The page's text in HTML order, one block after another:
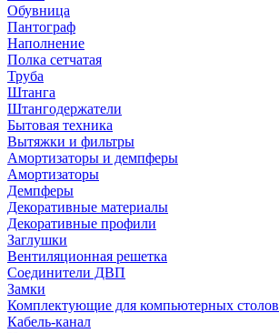
Обувница
Пантограф
Наполнение
Полка сетчатая
Труба
Штанга
Штангодержатели
Бытовая техника
Вытяжки и фильтры
Амортизаторы и демпферы
Амортизаторы
Демпферы
Декоративные материалы
Декоративные профили
Заглушки
Вентиляционная решетка
Соединители ДВП
Замки
Комплектующие для компьютерных столов
Кабель-канал